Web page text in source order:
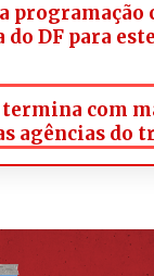
programação
DF para
termina com
agências do